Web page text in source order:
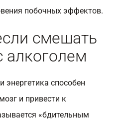
побочных эффектов.
смешать
алкоголем
энергетика способен
и привести к
«бдительным